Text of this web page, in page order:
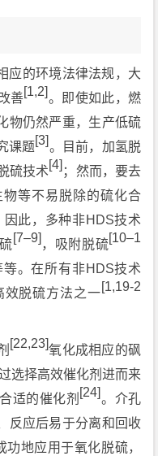
应的环境法律法规，大
善[1,2]。即使如此，燃
物仍然严重，生产低硫
课题[3]。目前，加氢脱
硫技术[4] ；然而，要去
等不易脱除的硫化合
因此，多种非HDS技术
[7–9]，吸附脱硫[10–1
等。在所有非HDS技术
效脱硫方法之一[1,19-2
[22,23]氧化成相应的砜
选择高效催化剂进而来
适的催化剂 [24]。介孔
反应后易于分离和回收
地应用于氧化脱硫，